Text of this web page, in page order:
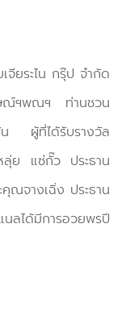
จียระไน กรุ๊ป จำกัด
ษณ์ฯพณฯ ท่านชวน
น ผู้ที่ได้รับรางวัล
แซ่กั๊ว ประธาน
ณจางเฉิ่ง ประธาน
ลได้มีการอวยพรปี